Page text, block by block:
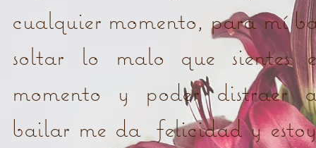
cualquier momento, para mí
soltar lo malo que sientes
momento y poder distraer
bailar me da felicidad y